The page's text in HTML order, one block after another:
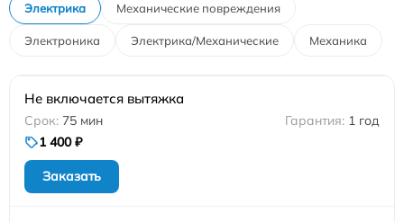
Электрика Механические повреждения
Электроника Электрика/Механические Механика
Не включается вытяжка
75 мин
1 год
1 400 ₽
Заказать